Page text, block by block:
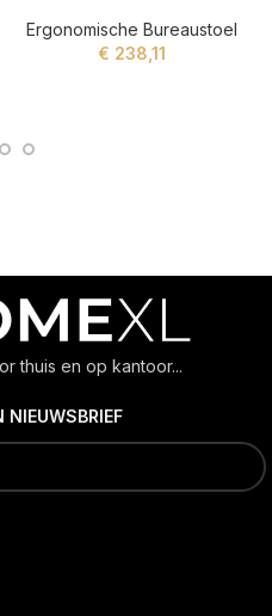
Ergonomische Bureaustoel
€ 238,11
thuis en op kantoor...
NIEUWSBRIEF